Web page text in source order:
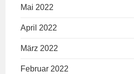
Mai 2022
April 2022
März 2022
Februar 2022